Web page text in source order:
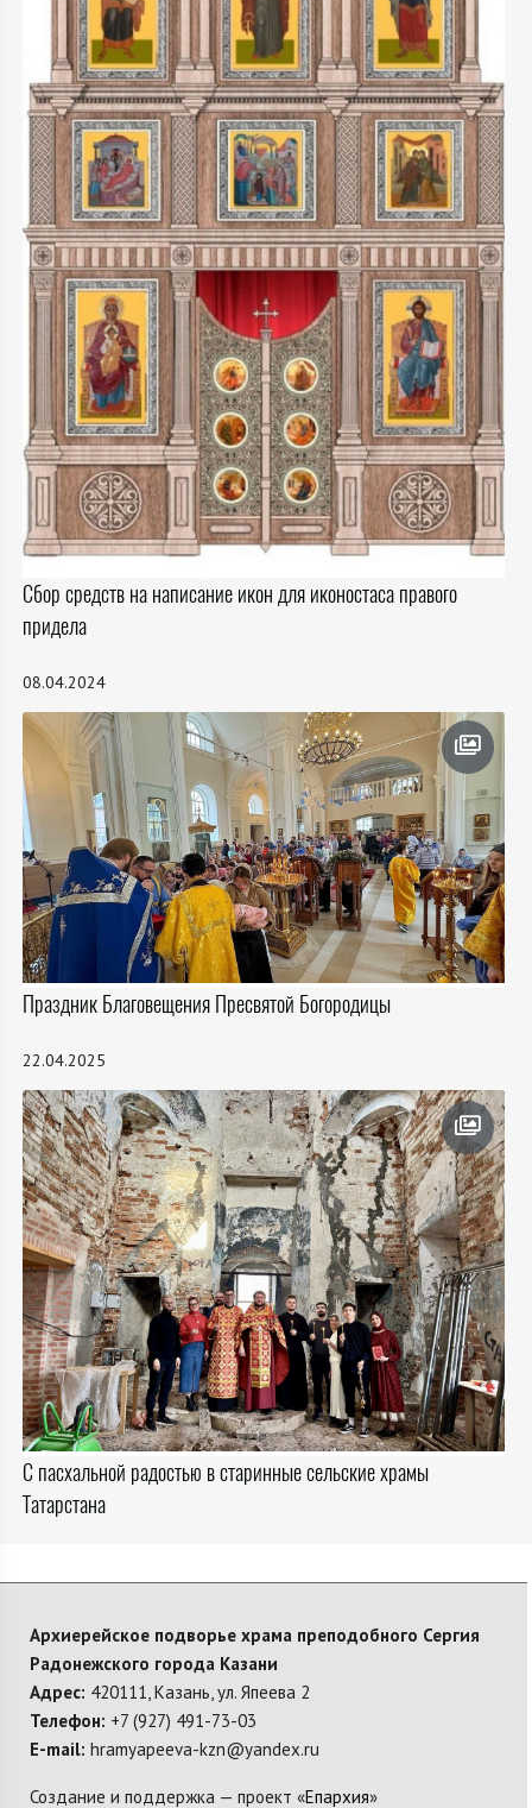
Сбор средств на написание икон для иконостаса правого
придела
08.04.2024
Праздник Благовещения Пресвятой Богородицы
22.04.2025
С пасхальной радостью в старинные сельские храмы
Татарстана
Архиерейское подворье храма преподобного Сергия
Радонежского города Казани
Адрес: 420111, Казань, ул. Япеева 2
Телефон: +7 (927) 491-73-03
E-mail: hramyapeeva-kzn@yandex.ru
Создание и поддержка — проект «Епархия»